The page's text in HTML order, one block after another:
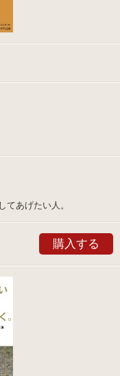
てあげたい人。
購入する